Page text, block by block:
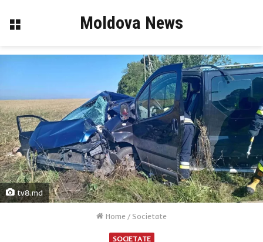
Menu Moldova News
tv8.md
Home / Societate
SOCIETATE